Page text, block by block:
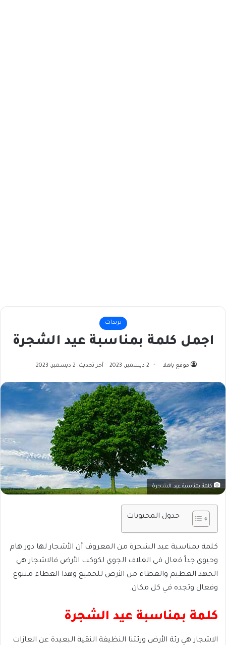
ترندات
اجمل كلمة بمناسبة عيد الشجرة
موقع ياهلا 2 ديسمبر، 2023 آخر تحديث: 2 ديسمبر، 2023
كلمة بمناسبة عيد الشجرة
جدول المحتويات
كلمة بمناسبة عيد الشجرة من المعروف أن الأشجار لها دور هام
وحيوي جداً فعال في الغلاف الجوي لكوكب الأرض فالاشجار هي
الجهد العظيم والعطاء من الأرض للجميع وهذا العطاء متنوع
وفعال وتجده في كل مكان.
كلمة بمناسبة عيد الشجرة
الاشجار هي رئة الأرض ورئتنا النظيفة النقية البعيدة عن الغازات